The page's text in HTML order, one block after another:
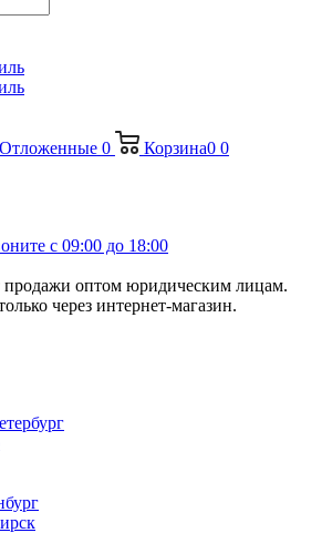
Отложенные 0 Корзина0 0
с 09:00 до 18:00
продажи оптом юридическим лицам.
через интернет-магазин.